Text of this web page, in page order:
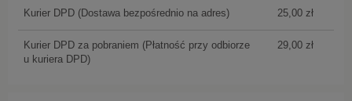
Kurier DPD(Dostawa bezpośrednio na adres) 25,00 zł
Kurier DPD za pobraniem (Płatność przy odbiorze
u kuriera DPD)
29,00 zł